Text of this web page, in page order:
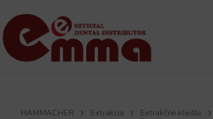
HAMMACHER Extrakcia Extrakčné kliešte